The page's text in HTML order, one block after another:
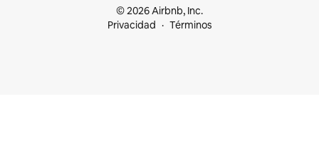
© 2026 Airbnb, Inc.
Privacidad
Términos